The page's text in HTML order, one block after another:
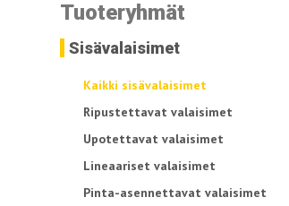
Tuoteryhmät
Sisävalaisimet
Kaikki sisävalaisimet
Ripustettavat valaisimet
Upotettavat valaisimet
Lineaariset valaisimet
Pinta-asennettavat valaisimet